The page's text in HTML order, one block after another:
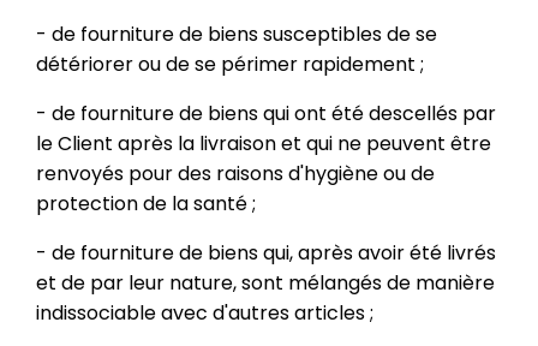
- de fourniture de biens susceptibles de se
détériorer ou de se périmer rapidement ;
- de fourniture de biens qui ont été descellés par
le Client après la livraison et qui ne peuvent être
renvoyés pour des raisons d'hygiène ou de
protection de la santé ;
- de fourniture de biens qui, après avoir été livrés
et de par leur nature, sont mélangés de manière
indissociable avec d'autres articles ;